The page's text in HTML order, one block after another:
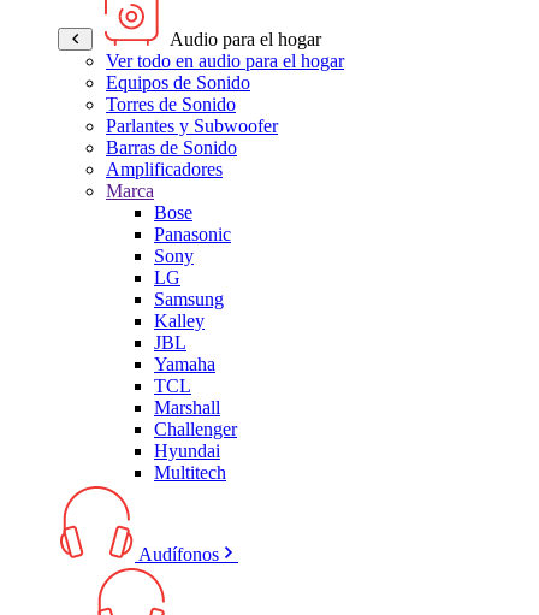
Audio para el hogar
Ver todo en audio para el hogar
Equipos de Sonido
Torres de Sonido
Parlantes y Subwoofer
Barras de Sonido
Amplificadores
Marca
Bose
Panasonic
Sony
LG
Samsung
Kalley
JBL
Yamaha
TCL
Marshall
Challenger
Hyundai
Multitech
Audífonos